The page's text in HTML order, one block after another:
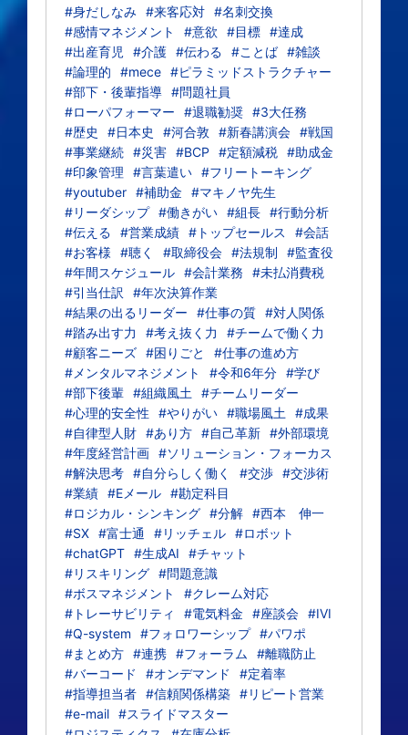
#身だしなみ #来客応対 #名刺交換
#感情マネジメント
#意欲 #目標 #達成
#出産育児
#介護 #伝わる #ことば #雑談
#論理的
#mece #ピラミッドストラクチャー
#部下・後輩指導 #問題社員
#ローパフォーマー
#退職勧奨 #3大任務
#歴史
#日本史 #河合敦 #新春講演会 #戦国
#事業継続 #災害 #BCP #定額減税 #助成金
#印象管理
#言葉遣い #フリートーキング
#youtuber #補助金
#マキノヤ先生
#リーダシップ #働きがい #組長 #行動分析
#伝える
#営業成績 #トップセールス
#会話
#お客様
#聴く #取締役会 #法規制
#監査役
#年間スケジュール #会計業務
#未払消費税
#引当仕訳
#年次決算作業
#結果の出るリーダー
#仕事の質 #対人関係
#踏み出す力
#考え抜く力
#チームで働く力
#顧客ニーズ #困りごと
#仕事の進め方
#メンタルマネジメント
#令和6年分 #学び
#部下後輩 #組織風土
#チームリーダー
#心理的安全性
#やりがい #職場風土
#成果
#自律型人財 #あり方 #自己革新 #外部環境
#年度経営計画 #ソリューション・フォーカス
#解決思考 #自分らしく働く #交渉 #交渉術
#業績 #Eメール #勘定科目
#ロジカル・シンキング #分解 #西本 伸一
#SX #富士通 #リッチェル #ロボット
#chatGPT #生成AI
#チャット
#リスキリング #問題意識
#ボスマネジメント
#クレーム対応
#トレーサビリティ
#電気料金 #座談会 #IVI
#Q-system
#フォロワーシップ #パワポ
#まとめ方 #連携 #フォーラム
#離職防止
#バーコード
#オンデマンド
#定着率
#指導担当者 #信頼関係構築 #リピート営業
#e-mail #スライドマスター